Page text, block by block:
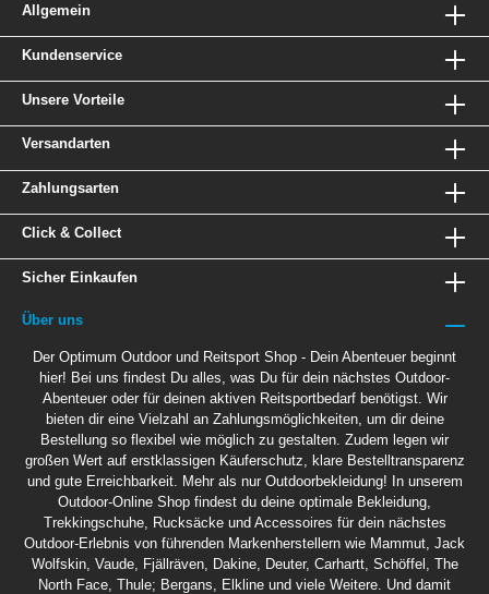
Allgemein
Kundenservice
Unsere Vorteile
Versandarten
Zahlungsarten
Click & Collect
Sicher Einkaufen
Über uns
Der Optimum Outdoor und Reitsport Shop - Dein Abenteuer beginnt
hier! Bei uns findest Du alles, was Du für dein nächstes Outdoor-
Abenteuer oder für deinen aktiven Reitsportbedarf benötigst. Wir
bieten dir eine Vielzahl an Zahlungsmöglichkeiten, um dir deine
Bestellung so flexibel wie möglich zu gestalten. Zudem legen wir
großen Wert auf erstklassigen Käuferschutz, klare Bestelltransparenz
und gute Erreichbarkeit. Mehr als nur Outdoorbekleidung! In unserem
Outdoor-Online Shop findest du deine optimale Bekleidung,
Trekkingschuhe, Rucksäcke und Accessoires für dein nächstes
Outdoor-Erlebnis von führenden Markenherstellern wie Mammut, Jack
Wolfskin, Vaude, Fjällräven, Dakine, Deuter, Carhartt, Schöffel, The
North Face, Thule; Bergans, Elkline und viele Weitere. Und damit